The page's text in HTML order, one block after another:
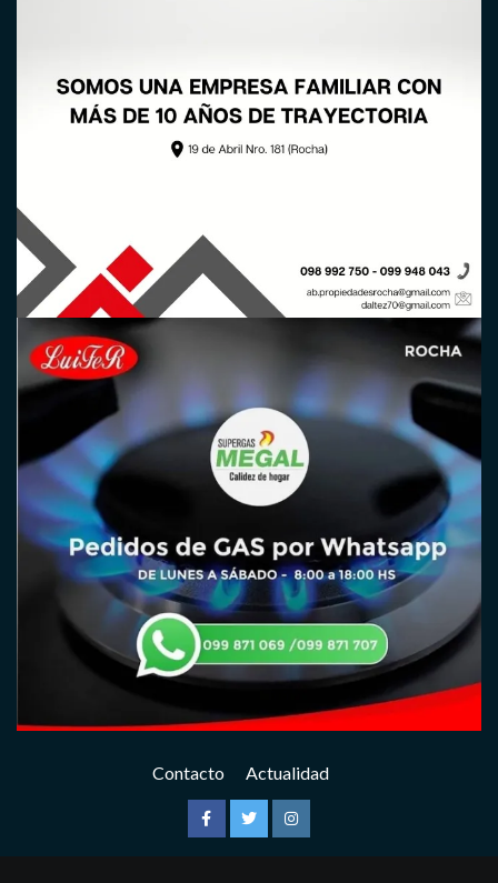
Contacto Actualidad
FacebookTwitterInstagram